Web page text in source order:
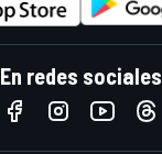
En redes sociales